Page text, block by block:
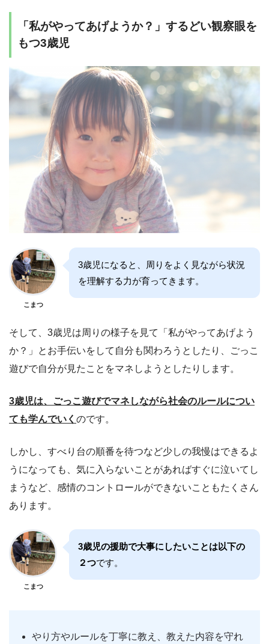
「私がやってあげようか？」するどい観察眼を
もつ3歳児
こまつ
3歳児になると、周りをよく見ながら状況
を理解する力が育ってきます。
そして、3歳児は周りの様子を見て「私がやってあげよう
か？」とお手伝いをして自分も関わろうとしたり、ごっこ
遊びで自分が見たことをマネしようとしたりします。
3歳児は、ごっこ遊びでマネしながら社会のルールについ
ても学んでいく のです。
しかし、すべり台の順番を待つなど少しの我慢はできるよ
うになっても、気に入らないことがあればすぐに泣いてし
まうなど、感情のコントロールができないこともたくさん
あります。
こまつ
3歳児の援助で大事にしたいことは以下の
２つです。
やり方やルールを丁寧に教え、教えた内容を守れ